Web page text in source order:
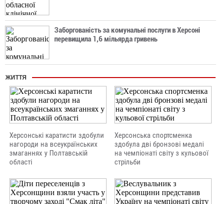
Заборгованість за комунальні послуги в Херсоні
перевищила 1,6 мільярда гривень
ЖИТТЯ
Херсонські каратисти здобули
нагороди на всеукраїнських
змаганнях у Полтавській
області
Херсонська спортсменка
здобула дві бронзові медалі
на чемпіонаті світу з кульової
стрільби